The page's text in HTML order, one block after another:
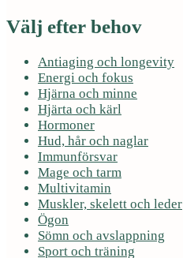
Välj efter behov
Antiaging och longevity
Energi och fokus
Hjärna och minne
Hjärta och kärl
Hormoner
Hud, hår och naglar
Immunförsvar
Mage och tarm
Multivitamin
Muskler, skelett och leder
Ögon
Sömn och avslappning
Sport och träning